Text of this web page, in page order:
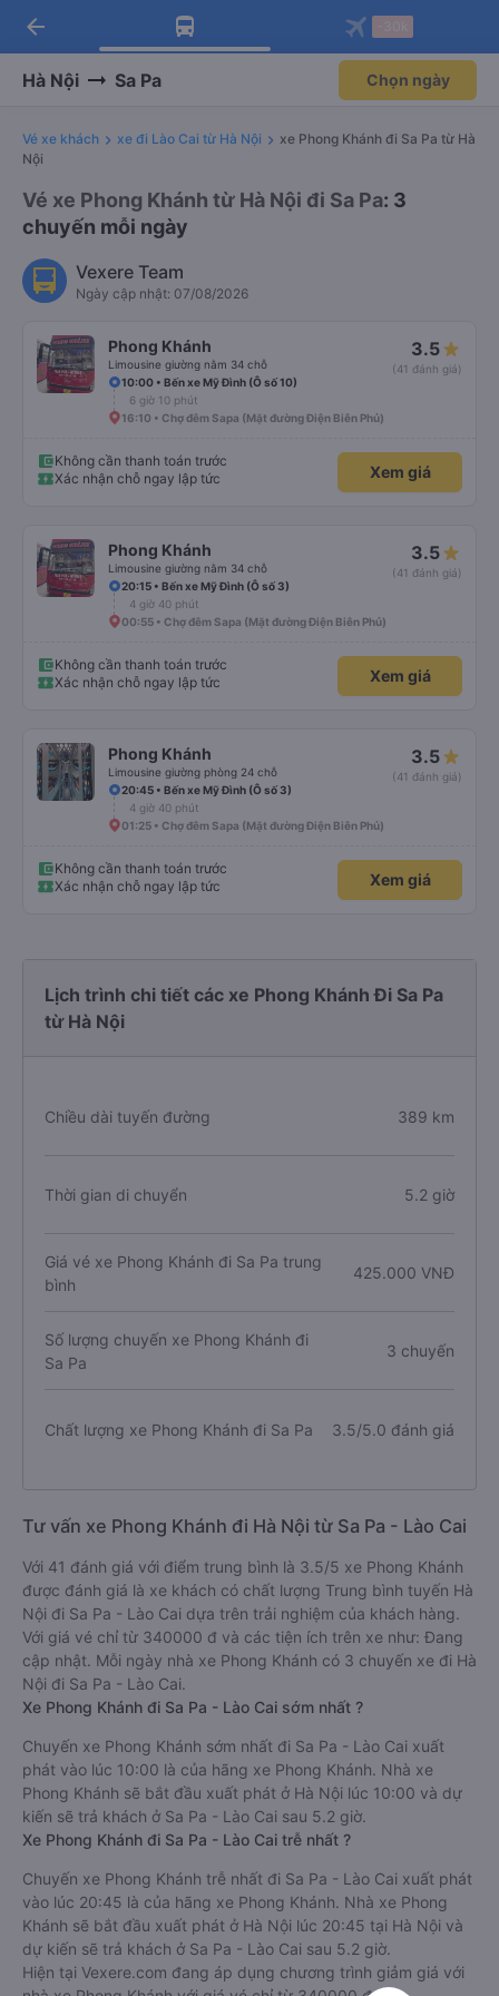
Tải app Vexere ngay!
Nhận ưu đãi thành viên độc
Mở app
Tải app Vexere
-30k/ghế khi đặt vé máy bay qua
Mở app
arrow_back
Hà Nội Sa Pa Chọn ngày
Vé xe khách xe đi Lào Cai từ Hà Nội
xe Phong Khánh đi Sa Pa từ Hà
Nội
Vé xe Phong Khánh từ Hà Nội đi Sa Pa: 3
chuyến mỗi ngày
Vexere Team
Ngày cập nhật: 07/08/2026
Phong Khánh
Limousine giường nằm 34 chỗ
3.5
(41 đánh giá)
10:00 • Bến xe Mỹ Đình (Ô số 10)
6 giờ 10 phút
16:10 • Chợ đêm Sapa (Mặt đường Điện Biên Phủ)
Không cần thanh toán trước
Xác nhận chỗ ngay lập tức
Xem giá
Phong Khánh
Limousine giường nằm 34 chỗ
3.5
(41 đánh giá)
20:15 • Bến xe Mỹ Đình (Ô số 3)
4 giờ 40 phút
00:55 • Chợ đêm Sapa (Mặt đường Điện Biên Phủ)
Không cần thanh toán trước
Xác nhận chỗ ngay lập tức
Xem giá
Phong Khánh
Limousine giường phòng 24 chỗ
3.5
(41 đánh giá)
20:45 • Bến xe Mỹ Đình (Ô số 3)
4 giờ 40 phút
01:25 • Chợ đêm Sapa (Mặt đường Điện Biên Phủ)
Không cần thanh toán trước
Xác nhận chỗ ngay lập tức
Xem giá
Lịch trình chi tiết các xe Phong Khánh Đi Sa Pa
từ Hà Nội
Chiều dài tuyến đường 389 km
Thời gian di chuyển 5.2 giờ
Giá vé xe Phong Khánh đi Sa Pa trung
bình
425.000 VNĐ
Số lượng chuyến xe Phong Khánh đi
Sa Pa
3 chuyến
Chất lượng xe Phong Khánh đi Sa Pa 3.5/5.0 đánh giá
Tư vấn xe Phong Khánh đi Hà Nội từ Sa Pa - Lào Cai
Với 41 đánh giá với điểm trung bình là 3.5/5 xe Phong Khánh
được đánh giá là xe khách có chất lượng Trung bình tuyến Hà
Nội đi Sa Pa - Lào Cai dựa trên trải nghiệm của khách hàng.
Với giá vé chỉ từ 340000 đ và các tiện ích trên xe như: Đang
cập nhật. Mỗi ngày nhà xe Phong Khánh có 3 chuyến xe đi Hà
Nội đi Sa Pa - Lào Cai.
Xe Phong Khánh đi Sa Pa - Lào Cai sớm nhất ?
Chuyến xe Phong Khánh sớm nhất đi Sa Pa - Lào Cai xuất
phát vào lúc 10:00 là của hãng xe Phong Khánh. Nhà xe
Phong Khánh sẽ bắt đầu xuất phát ở Hà Nội lúc 10:00 và dự
kiến sẽ trả khách ở Sa Pa - Lào Cai sau 5.2 giờ.
Xe Phong Khánh đi Sa Pa - Lào Cai trễ nhất ?
Chuyến xe Phong Khánh trễ nhất đi Sa Pa - Lào Cai xuất phát
vào lúc 20:45 là của hãng xe Phong Khánh. Nhà xe Phong
Khánh sẽ bắt đầu xuất phát ở Hà Nội lúc 20:45 tại Hà Nội và
dự kiến sẽ trả khách ở Sa Pa - Lào Cai sau 5.2 giờ.
Hiện tại Vexere.com đang áp dụng chương trình giảm giá với